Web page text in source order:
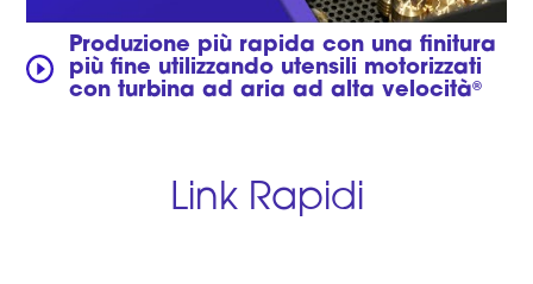
Produzione più rapida con una finitura
più fine utilizzando utensili motorizzati
con turbina ad aria ad alta velocità®
Link Rapidi